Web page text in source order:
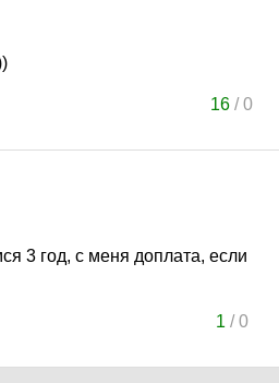
16 /0
3 год, с меня доплата, если
1 /0